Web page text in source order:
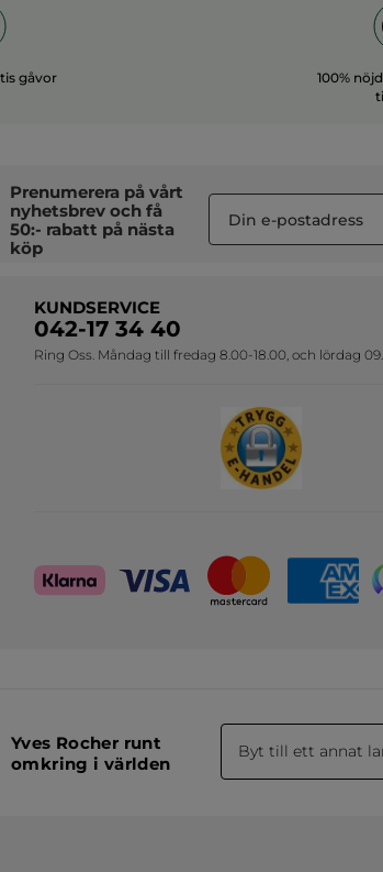
gåvor
100%
Prenumerera på vårt
nyhetsbrev och få
50:- rabatt på nästa
köp
KUNDSERVICE
042-17 34 40
Ring Oss. Måndag till fredag 8.00-18.00, och lördag
Yves Rocher runt
omkring i världen
Byt till ett annat